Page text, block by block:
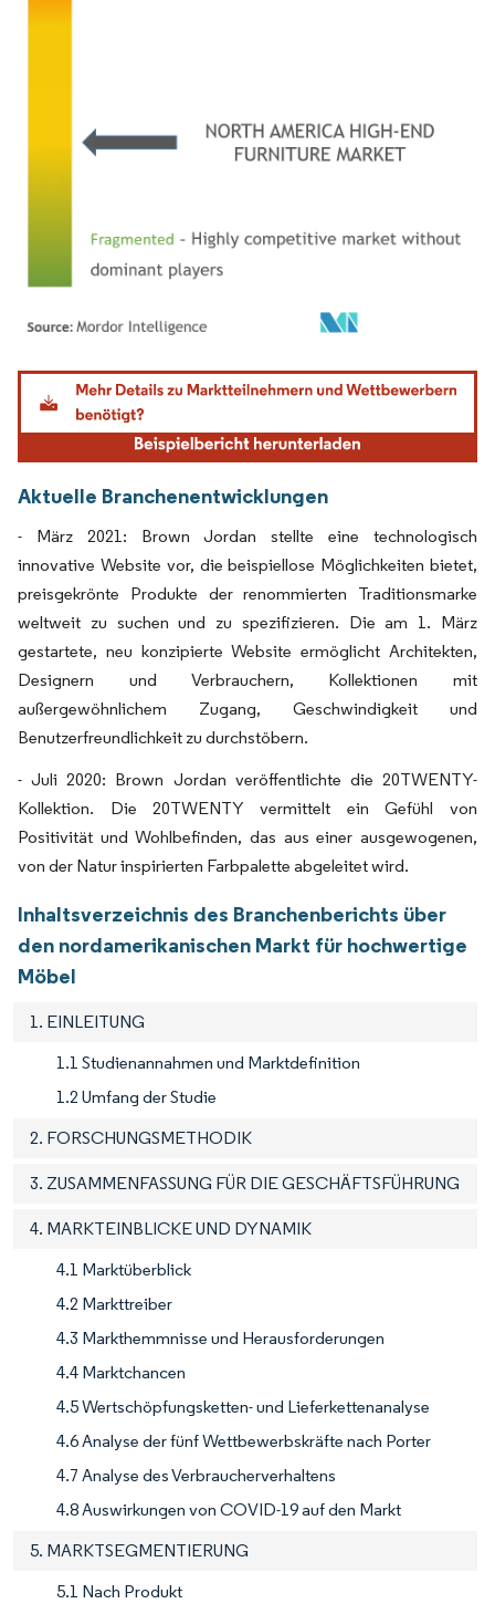
Bild © Mordor Intelligence. Wiederverwendung erfordert Namensnennung gemäß
Aktuelle Branchenentwicklungen
- März 2021: Brown Jordan stellte eine technologisch
innovative Website vor, die beispiellose Möglichkeiten bietet,
preisgekrönte Produkte der renommierten Traditionsmarke
weltweit zu suchen und zu spezifizieren. Die am 1. März
gestartete, neu konzipierte Website ermöglicht Architekten,
Designern und Verbrauchern, Kollektionen mit
außergewöhnlichem Zugang, Geschwindigkeit und
Benutzerfreundlichkeit zu durchstöbern.
- Juli 2020: Brown Jordan veröffentlichte die 20TWENTY-
Kollektion. Die 20TWENTY vermittelt ein Gefühl von
Positivität und Wohlbefinden, das aus einer ausgewogenen,
von der Natur inspirierten Farbpalette abgeleitet wird.
Inhaltsverzeichnis des Branchenberichts über
den nordamerikanischen Markt für hochwertige
Möbel
1. EINLEITUNG
1.1 Studienannahmen und Marktdefinition
1.2 Umfang der Studie
2. FORSCHUNGSMETHODIK
3. ZUSAMMENFASSUNG FÜR DIE GESCHÄFTSFÜHRUNG
4. MARKTEINBLICKE UND DYNAMIK
4.1 Marktüberblick
4.2 Markttreiber
4.3 Markthemmnisse und Herausforderungen
4.4 Marktchancen
4.5 Wertschöpfungsketten- und Lieferkettenanalyse
4.6 Analyse der fünf Wettbewerbskräfte nach Porter
4.7 Analyse des Verbraucherverhaltens
4.8 Auswirkungen von COVID-19 auf den Markt
5. MARKTSEGMENTIERUNG
5.1 Nach Produkt